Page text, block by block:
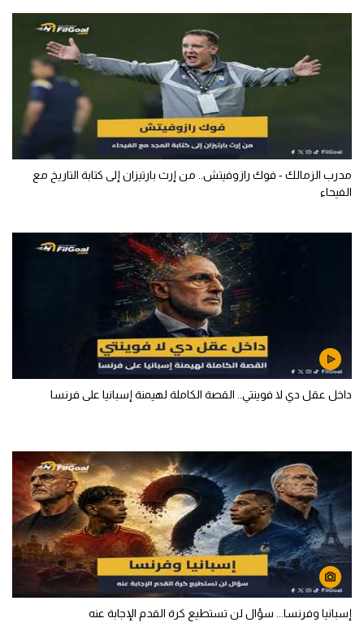
مدرب الزمالك - فوك رازوفيتش.. من إرث بارتيزان إلى كتابة التاريخ مع
الفيحاء
داخل عقل دي لا فوينتي.. القصة الكاملة لهيمنة إسبانيا على فرنسا
إسبانيا وفرنسا... سؤال لن تستطيع كرة القدم الإجابة عنه